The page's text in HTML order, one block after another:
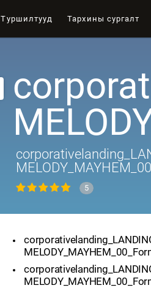
Туршилтууд Тархины сургалт
5